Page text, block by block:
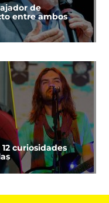
de
entre ambos
curiosidades